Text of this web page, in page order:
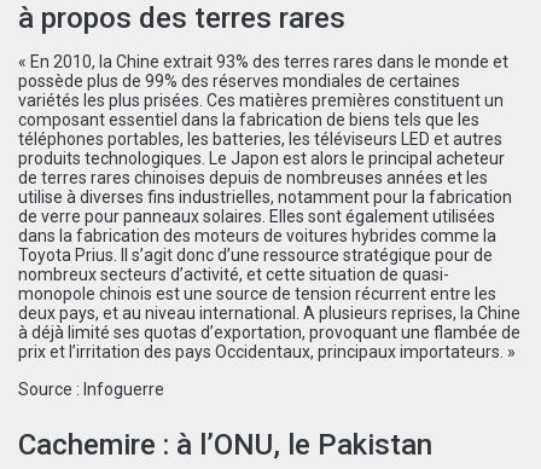
à propos des terres rares
« En 2010, la Chine extrait 93% des terres rares dans le monde et
possède plus de 99% des réserves mondiales de certaines
variétés les plus prisées. Ces matières premières constituent un
composant essentiel dans la fabrication de biens tels que les
téléphones portables, les batteries, les téléviseurs LED et autres
produits technologiques. Le Japon est alors le principal acheteur
de terres rares chinoises depuis de nombreuses années et les
utilise à diverses fins industrielles, notamment pour la fabrication
de verre pour panneaux solaires. Elles sont également utilisées
dans la fabrication des moteurs de voitures hybrides comme la
Toyota Prius. Il s’agit donc d’une ressource stratégique pour de
nombreux secteurs d’activité, et cette situation de quasi-
monopole chinois est une source de tension récurrent entre les
deux pays, et au niveau international. A plusieurs reprises, la Chine
à déjà limité ses quotas d’exportation, provoquant une flambée de
prix et l’irritation des pays Occidentaux, principaux importateurs. »
Source : Infoguerre
Cachemire : à l’ONU, le Pakistan